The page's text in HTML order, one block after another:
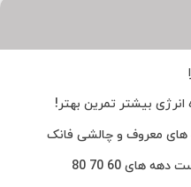
بیشتر تمرین بهتر!
های معروف و چالشی فانک
های 60 70 80